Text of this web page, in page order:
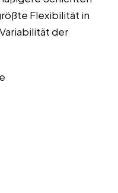
Flexibilität in
der